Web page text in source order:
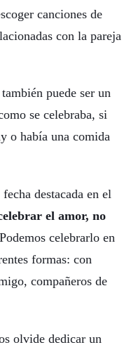
canciones de
con la pareja
puede ser un
se celebraba, si
o había una comida
destacada en el
el amor, no
celebrarlo en
formas: con
compañeros de
olvide dedicar un